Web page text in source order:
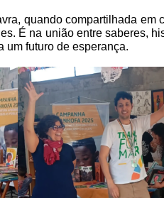
quando compartilhada em
É na união entre saberes,
um futuro de esperança.